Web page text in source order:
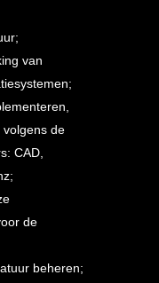
van
de
CAD,
de
beheren;